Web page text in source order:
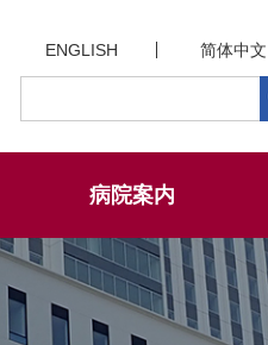
ENGLISH 简体中文
病院案内